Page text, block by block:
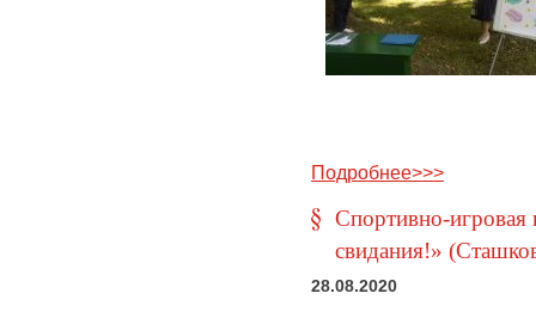
Подробнее>>>
Спортивно-
свидания!»
28.08.2020